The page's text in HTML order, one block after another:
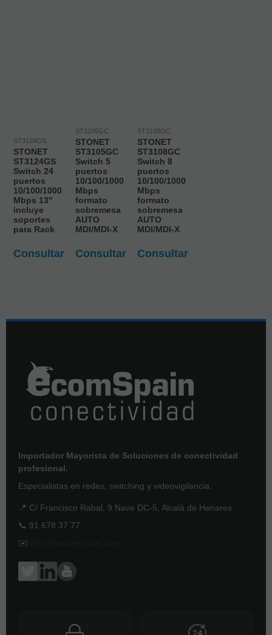
ST3124GS
STONET
ST3124GS
Switch 24
puertos
10/100/1000
Mbps 13"
incluye
soportes
para Rack
Consultar
ST3105GC
STONET
ST3105GC
Switch 5
puertos
10/100/1000
Mbps
formato
sobremesa
AUTO
MDI/MDI-X
Consultar
ST3108GC
STONET
ST3108GC
Switch 8
puertos
10/100/1000
Mbps
formato
sobremesa
AUTO
MDI/MDI-X
Consultar
Importador Mayorista de Soluciones de conectividad
profesional.
Especialistas en redes, switching y videovigilancia.
📍 C/ Francisco Rabal, 9 Nave DC-5, Alcalá de Henares
📞 91 678 37 77
✉️